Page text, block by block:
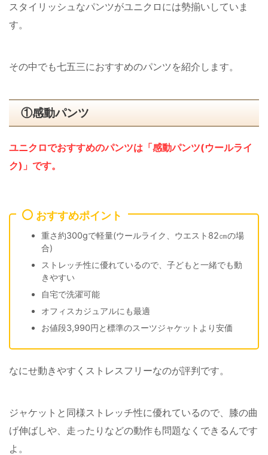
スタイリッシュなパンツがユニクロには勢揃いしていま
す。
その中でも七五三におすすめのパンツを紹介します。
①感動パンツ
ユニクロでおすすめのパンツは「感動パンツ(ウールライ
ク)」です。
おすすめポイント
重さ約300gで軽量(ウールライク、ウエスト82㎝の場
合)
ストレッチ性に優れているので、子どもと一緒でも動
きやすい
自宅で洗濯可能
オフィスカジュアルにも最適
お値段3,990円と標準のスーツジャケットより安価
なにせ動きやすくストレスフリーなのが評判です。
ジャケットと同様ストレッチ性に優れているので、膝の曲
げ伸ばしや、走ったりなどの動作も問題なくできるんです
よ。